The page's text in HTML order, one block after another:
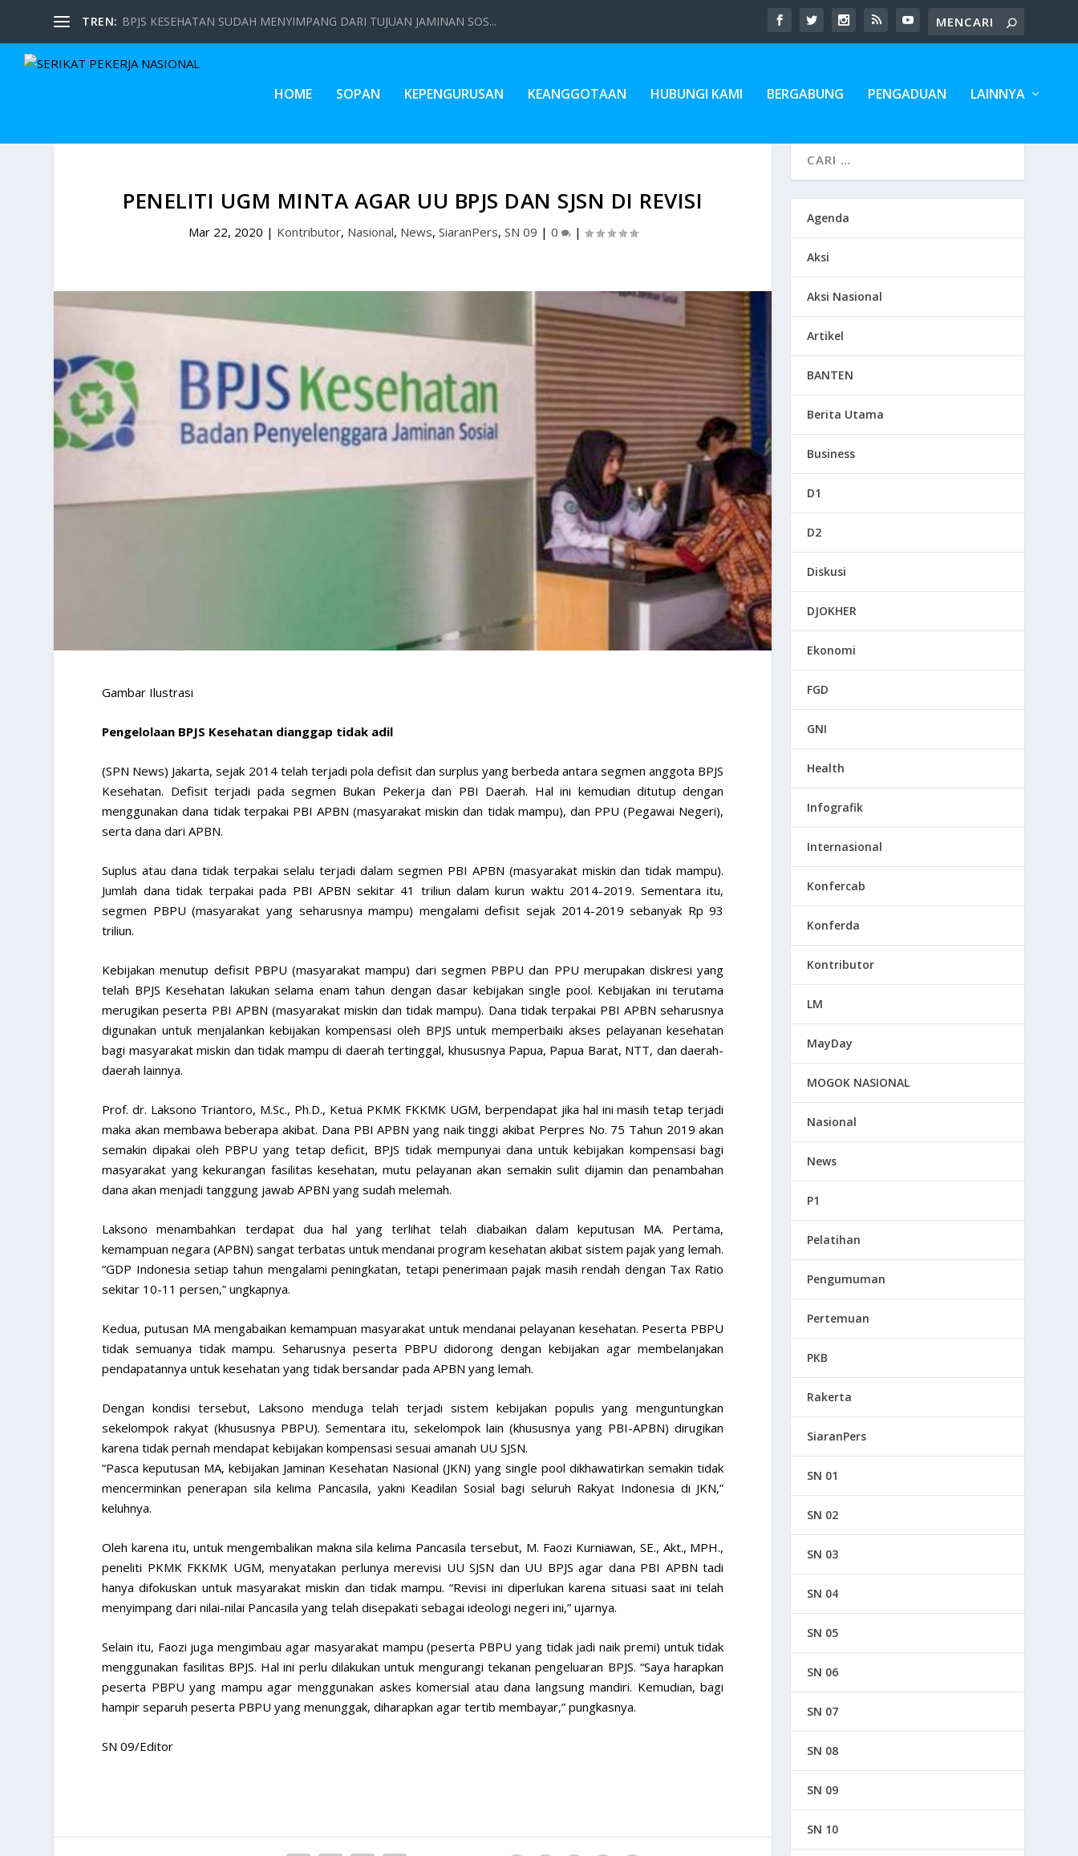
TREN: BPJS KESEHATAN SUDAH MENYIMPANG DARI TUJUAN JAMINAN SOS...
HOME SOPAN KEPENGURUSAN KEANGGOTAAN HUBUNGI KAMI BERGABUNG PENGADUAN LAINNYA
PENELITI UGM MINTA AGAR UU BPJS DAN SJSN DI REVISI
Mar 22, 2020 | Kontributor, Nasional, News, SiaranPers, SN 09 | 0 |
Gambar Ilustrasi
Pengelolaan BPJS Kesehatan dianggap tidak adil
(SPN News) Jakarta, sejak 2014 telah terjadi pola defisit dan surplus yang berbeda antara segmen anggota BPJS
Kesehatan. Defisit terjadi pada segmen Bukan Pekerja dan PBI Daerah. Hal ini kemudian ditutup dengan
menggunakan dana tidak terpakai PBI APBN (masyarakat miskin dan tidak mampu), dan PPU (Pegawai Negeri),
serta dana dari APBN.
Suplus atau dana tidak terpakai selalu terjadi dalam segmen PBI APBN (masyarakat miskin dan tidak mampu).
Jumlah dana tidak terpakai pada PBI APBN sekitar 41 triliun dalam kurun waktu 2014-2019. Sementara itu,
segmen PBPU (masyarakat yang seharusnya mampu) mengalami defisit sejak 2014-2019 sebanyak Rp 93
triliun.
Kebijakan menutup defisit PBPU (masyarakat mampu) dari segmen PBPU dan PPU merupakan diskresi yang
telah BPJS Kesehatan lakukan selama enam tahun dengan dasar kebijakan single pool. Kebijakan ini terutama
merugikan peserta PBI APBN (masyarakat miskin dan tidak mampu). Dana tidak terpakai PBI APBN seharusnya
digunakan untuk menjalankan kebijakan kompensasi oleh BPJS untuk memperbaiki akses pelayanan kesehatan
bagi masyarakat miskin dan tidak mampu di daerah tertinggal, khususnya Papua, Papua Barat, NTT, dan daerah-
daerah lainnya.
Prof. dr. Laksono Triantoro, M.Sc., Ph.D., Ketua PKMK FKKMK UGM, berpendapat jika hal ini masih tetap terjadi
maka akan membawa beberapa akibat. Dana PBI APBN yang naik tinggi akibat Perpres No. 75 Tahun 2019 akan
semakin dipakai oleh PBPU yang tetap deficit, BPJS tidak mempunyai dana untuk kebijakan kompensasi bagi
masyarakat yang kekurangan fasilitas kesehatan, mutu pelayanan akan semakin sulit dijamin dan penambahan
dana akan menjadi tanggung jawab APBN yang sudah melemah.
Laksono menambahkan terdapat dua hal yang terlihat telah diabaikan dalam keputusan MA. Pertama,
kemampuan negara (APBN) sangat terbatas untuk mendanai program kesehatan akibat sistem pajak yang lemah.
“GDP Indonesia setiap tahun mengalami peningkatan, tetapi penerimaan pajak masih rendah dengan Tax Ratio
sekitar 10-11 persen,” ungkapnya.
Kedua, putusan MA mengabaikan kemampuan masyarakat untuk mendanai pelayanan kesehatan. Peserta PBPU
tidak semuanya tidak mampu. Seharusnya peserta PBPU didorong dengan kebijakan agar membelanjakan
pendapatannya untuk kesehatan yang tidak bersandar pada APBN yang lemah.
Dengan kondisi tersebut, Laksono menduga telah terjadi sistem kebijakan populis yang menguntungkan
sekelompok rakyat (khususnya PBPU). Sementara itu, sekelompok lain (khususnya yang PBI-APBN) dirugikan
karena tidak pernah mendapat kebijakan kompensasi sesuai amanah UU SJSN.
“Pasca keputusan MA, kebijakan Jaminan Kesehatan Nasional (JKN) yang single pool dikhawatirkan semakin tidak
mencerminkan penerapan sila kelima Pancasila, yakni Keadilan Sosial bagi seluruh Rakyat Indonesia di JKN,”
keluhnya.
Oleh karena itu, untuk mengembalikan makna sila kelima Pancasila tersebut, M. Faozi Kurniawan, SE., Akt., MPH.,
peneliti PKMK FKKMK UGM, menyatakan perlunya merevisi UU SJSN dan UU BPJS agar dana PBI APBN tadi
hanya difokuskan untuk masyarakat miskin dan tidak mampu. “Revisi ini diperlukan karena situasi saat ini telah
menyimpang dari nilai-nilai Pancasila yang telah disepakati sebagai ideologi negeri ini,” ujarnya.
Selain itu, Faozi juga mengimbau agar masyarakat mampu (peserta PBPU yang tidak jadi naik premi) untuk tidak
menggunakan fasilitas BPJS. Hal ini perlu dilakukan untuk mengurangi tekanan pengeluaran BPJS. “Saya harapkan
peserta PBPU yang mampu agar menggunakan askes komersial atau dana langsung mandiri. Kemudian, bagi
hampir separuh peserta PBPU yang menunggak, diharapkan agar tertib membayar,” pungkasnya.
SN 09/Editor
Agenda
Aksi
Aksi Nasional
Artikel
BANTEN
Berita Utama
Business
D1
D2
Diskusi
DJOKHER
Ekonomi
FGD
GNI
Health
Infografik
Internasional
Konfercab
Konferda
Kontributor
LM
MayDay
MOGOK NASIONAL
Nasional
News
P1
Pelatihan
Pengumuman
Pertemuan
PKB
Rakerta
SiaranPers
SN 01
SN 02
SN 03
SN 04
SN 05
SN 06
SN 07
SN 08
SN 09
SN 10